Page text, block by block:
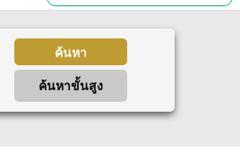
ค้นหา
ค้นหาขั้นสูง